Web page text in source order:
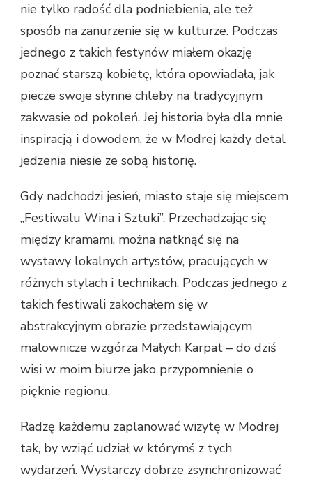
nie tylko radość dla podniebienia, ale też
sposób na zanurzenie się w kulturze. Podczas
jednego z takich festynów miałem okazję
poznać starszą kobietę, która opowiadała, jak
piecze swoje słynne chleby na tradycyjnym
zakwasie od pokoleń. Jej historia była dla mnie
inspiracją i dowodem, że w Modrej każdy detal
jedzenia niesie ze sobą historię.
Gdy nadchodzi jesień, miasto staje się miejscem
„Festiwalu Wina i Sztuki”. Przechadzając się
między kramami, można natknąć się na
wystawy lokalnych artystów, pracujących w
różnych stylach i technikach. Podczas jednego z
takich festiwali zakochałem się w
abstrakcyjnym obrazie przedstawiającym
malownicze wzgórza Małych Karpat – do dziś
wisi w moim biurze jako przypomnienie o
pięknie regionu.
Radzę każdemu zaplanować wizytę w Modrej
tak, by wziąć udział w którymś z tych
wydarzeń. Wystarczy dobrze zsynchronizować